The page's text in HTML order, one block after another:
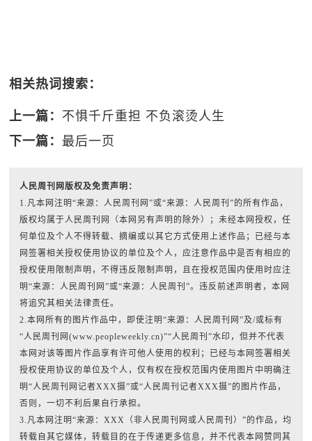
相关热词搜索：
上一篇： 不惧千斤重担 不负滚烫人生
下一篇：最后一页
人民周刊网版权及免责声明：
1.凡本网注明“来源：人民周刊网”或“来源：人民周刊”的所有作品，
版权均属于人民周刊网（本网另有声明的除外）；未经本网授权，任
何单位及个人不得转载、摘编或以其它方式使用上述作品；已经与本
网签署相关授权使用协议的单位及个人，应注意作品中是否有相应的
授权使用限制声明，不得违反限制声明，且在授权范围内使用时应注
明“来源：人民周刊网”或“来源：人民周刊”。违反前述声明者，本网
将追究其相关法律责任。
2.本网所有的图片作品中，即使注明“来源：人民周刊网”及/或标有
“人民周刊网(www.peopleweekly.cn)”“人民周刊”水印，但并不代表
本网对该等图片作品享有许可他人使用的权利；已经与本网签署相关
授权使用协议的单位及个人，仅有权在授权范围内使用图片中明确注
明“人民周刊网记者XXX摄”或“人民周刊记者XXX摄”的图片作品，
否则，一切不利后果自行承担。
3.凡本网注明“来源：XXX（非人民周刊网或人民周刊）”的作品，均
转载自其它媒体，转载目的在于传递更多信息，并不代表本网赞同其